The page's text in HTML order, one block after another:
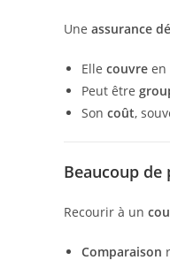
Une assurance
Elle couvre en
Peut être
Son coût,
Beaucoup
Recourir à un
Comparaison